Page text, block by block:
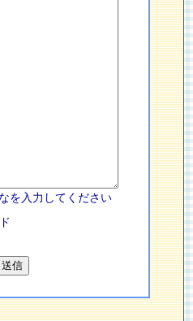
を入力してください